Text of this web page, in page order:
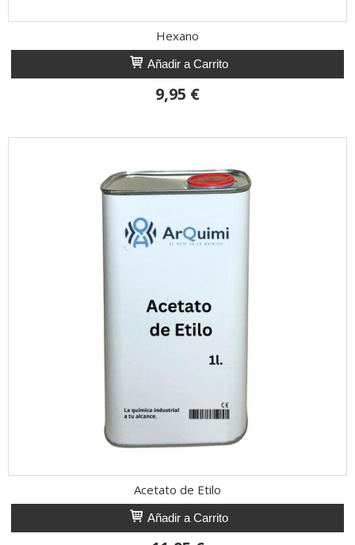
Hexano
Añadir a Carrito
9,95 €
Acetato de Etilo
Añadir a Carrito